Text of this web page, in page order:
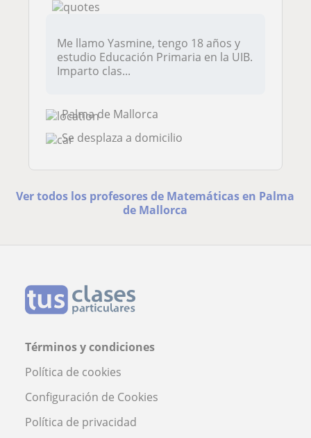
Me llamo Yasmine, tengo 18 años y
estudio Educación Primaria en la UIB.
Imparto clas...
Palma de Mallorca
Se desplaza a domicilio
Ver todos los profesores de Matemáticas en Palma
de Mallorca
Términos y condiciones
Política de cookies
Configuración de Cookies
Política de privacidad